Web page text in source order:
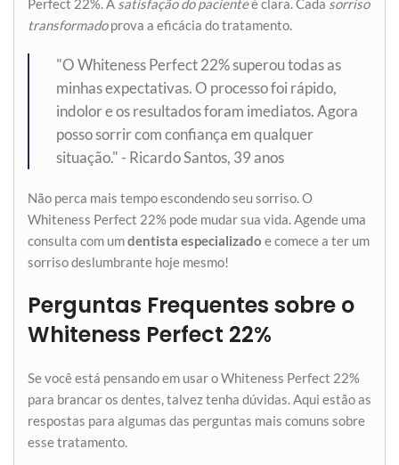
Perfect 22%. A satisfação do pacienteé clara. Cada sorriso
transformadoprova a eficácia do tratamento.
"O Whiteness Perfect 22% superou todas as
minhas expectativas. O processo foi rápido,
indolor e os resultados foram imediatos. Agora
posso sorrir com confiança em qualquer
situação." - Ricardo Santos, 39 anos
Não perca mais tempo escondendo seu sorriso. O
Whiteness Perfect 22% pode mudar sua vida. Agende uma
consulta com umdentista especializado e comece a ter um
sorriso deslumbrante hoje mesmo!
Perguntas Frequentes sobre o
Whiteness Perfect 22%
Se você está pensando em usar o Whiteness Perfect 22%
para brancar os dentes, talvez tenha dúvidas. Aqui estão as
respostas para algumas das perguntas mais comuns sobre
esse tratamento.